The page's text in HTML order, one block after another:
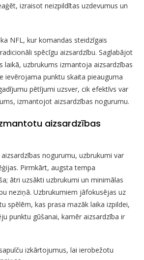
izraisot neizpildītas uzdevumus un
NFL, kur komandas steidzīgais
spēcīgu aizsardzību. Saglabājot
laikā, uzbrukums izmantoja aizsardzības
ievērojama punktu skaita pieauguma
pētījumi uzsver, cik efektīvs var
izmantojot aizsardzības nogurumu.
aizsardzības
nogurumu, uzbrukumi var
Pirmkārt, augsta tempa
ātri uzsākti uzbrukumi un minimālas
neziņā. Uzbrukumiem jāfokusējas uz
spēlēm, kas prasa mazāk laika izpildei,
punktu gūšanai, kamēr aizsardzība ir
izkārtojumus, lai ierobežotu